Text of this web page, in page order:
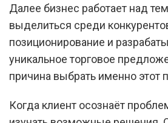
Далее бизнес работает над
выделиться среди
позиционирование и
уникальное торговое
причина выбрать именно этот
Когда клиент осознаёт